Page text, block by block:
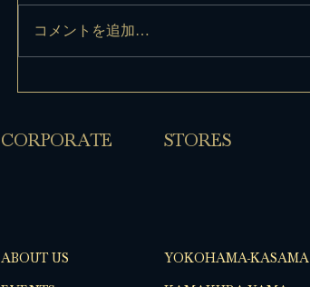
コメントを追加…
​CORPORATE ​STORES
ABOUT US YOKOHAMA-KASAMA